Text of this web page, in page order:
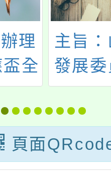
理
盃全
舞
開
予
勵
主旨
發展
管理局
檔管
「時
家檔
頁面